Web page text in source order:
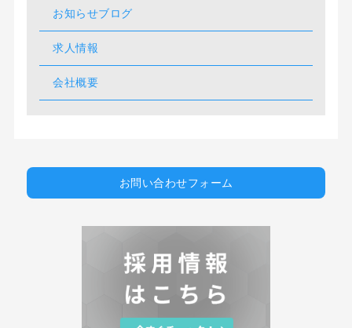
お知らせブログ
求人情報
会社概要
お問い合わせフォーム